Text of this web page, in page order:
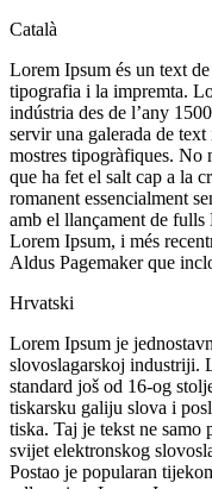
Català
Lorem Ipsum és un text
tipografia i la impremta.
indústria des de l’any
servir una galerada de
mostres tipogràfiques. No
que ha fet el salt cap a la
romanent essencialment
amb el llançament de fulls
Lorem Ipsum, i més
Aldus Pagemaker que
Hrvatski
Lorem Ipsum je
slovoslagarskoj industriji.
standard još od 16-og
tiskarsku galiju slova i
tiska. Taj je tekst ne samo
svijet elektronskog
Postao je popularan